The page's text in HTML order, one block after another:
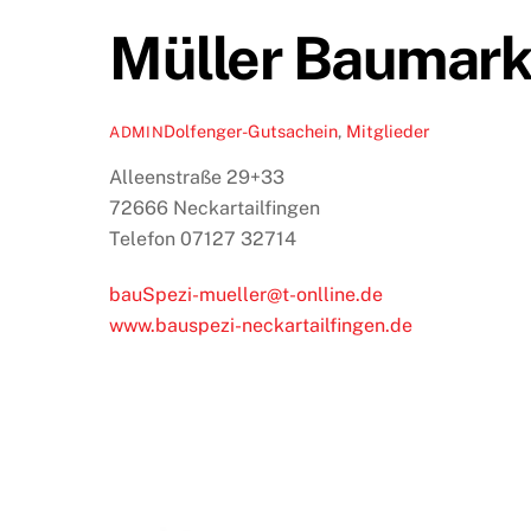
Müller
ADMINDolfenger-Gutsachein, Mitglieder
Alleenstraße 29+33
72666 Neckartailfingen
Telefon 07127 32714
bauSpezi-mueller@t-onlline.de
www.bauspezi-neckartailfingen.de